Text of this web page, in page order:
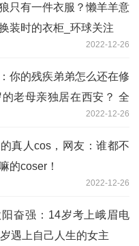
只有一件衣服？懒羊羊意
装时的衣柜_环球关注
2022-12-26
你的残疾弟弟怎么还在修
老母亲独居在西安？ 全
2022-12-26
的真人cos，网友：谁都不
的coser！
2022-12-26
奋强：14岁考上峨眉电
遇上自己人生的女主